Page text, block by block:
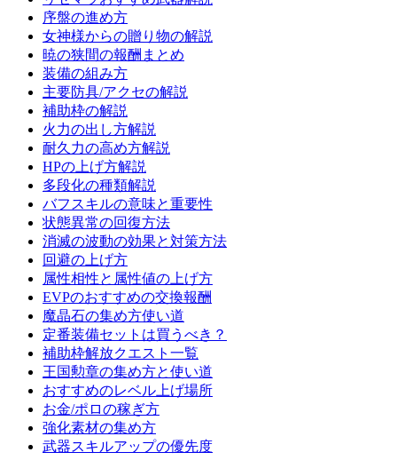
序盤の進め方
女神様からの贈り物の解説
暁の狭間の報酬まとめ
装備の組み方
主要防具/アクセの解説
補助枠の解説
火力の出し方解説
耐久力の高め方解説
HPの上げ方解説
多段化の種類解説
バフスキルの意味と重要性
状態異常の回復方法
消滅の波動の効果と対策方法
回避の上げ方
属性相性と属性値の上げ方
EVPのおすすめの交換報酬
魔晶石の集め方使い道
定番装備セットは買うべき？
補助枠解放クエスト一覧
王国勲章の集め方と使い道
おすすめのレベル上げ場所
お金/ポロの稼ぎ方
強化素材の集め方
武器スキルアップの優先度